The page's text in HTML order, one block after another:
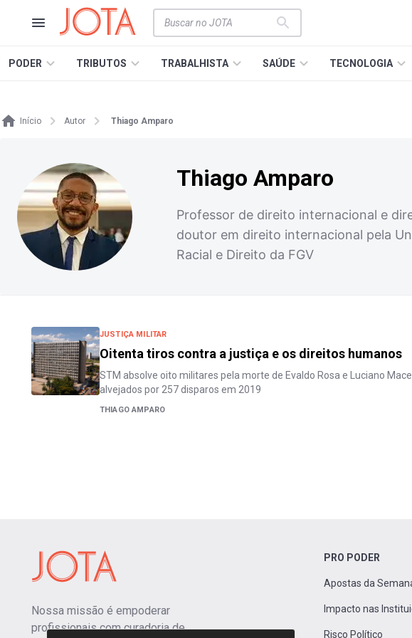
PODER TRIBUTOS TRABALHISTA SAÚDE TECNOLOGIA
Início Autor Thiago Amparo
Thiago Amparo
Professor de direito internacional e
doutor em direito internacional pela
Racial e Direito da FGV
JUSTIÇA MILITAR
Oitenta tiros contra a justiça e os direitos humanos
STM absolve oito militares pela morte de Evaldo Rosa e Luciano
alvejados por 257 disparos em 2019
THIAGO AMPARO
Nossa missão é empoderar
profissionais com curadoria de
PRO PODER
Apostas da
Impacto nas
Risco Político